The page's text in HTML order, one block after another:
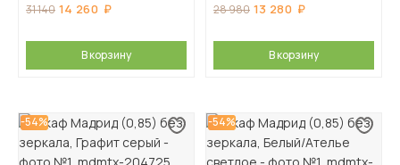
31 140 14 260
В корзину
28 980 13 280
В корзину
-54% -54%